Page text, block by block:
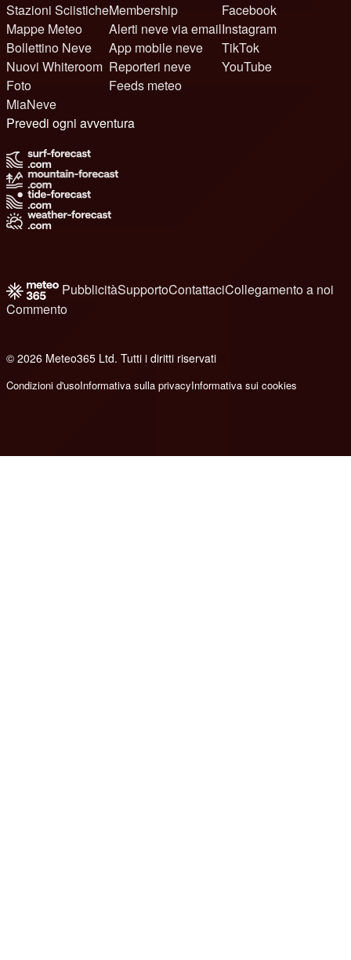
Stazioni Sciistiche
Mappe Meteo
Bollettino Neve
Nuovi Whiteroom
Foto
MiaNeve
Membership
Alerti neve via email
App mobile neve
Reporteri neve
Feeds meteo
Facebook
Instagram
TikTok
YouTube
Prevedi ogni avventura
PubblicitàSupportoContattaciCollegamento a noi
Commento
© 2026 Meteo365 Ltd. Tutti i diritti riservati
Condizioni d'usoInformativa sulla privacyInformativa sui cookies